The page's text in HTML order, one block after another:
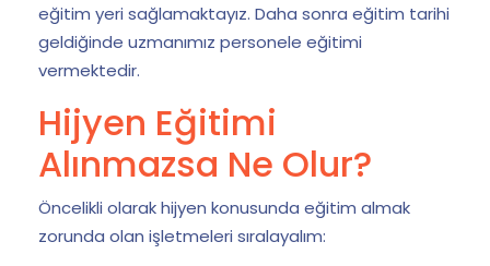
eğitim yeri sağlamaktayız. Daha sonra eğitim tarihi
geldiğinde uzmanımız personele eğitimi
vermektedir.
Hijyen Eğitimi
Alınmazsa Ne Olur?
Öncelikli olarak hijyen konusunda eğitim almak
zorunda olan işletmeleri sıralayalım: